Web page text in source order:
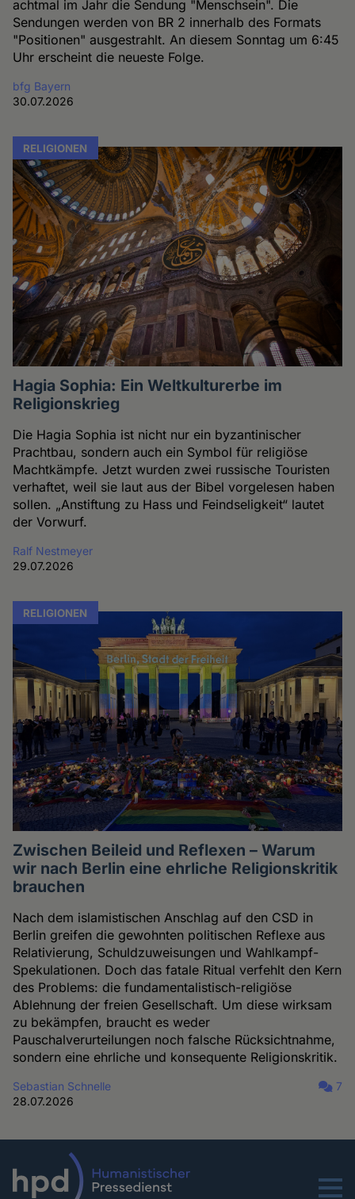
achtmal im Jahr die Sendung "Menschsein". Die
Sendungen werden von BR 2 innerhalb des Formats
"Positionen" ausgestrahlt. An diesem Sonntag um 6:45
Uhr erscheint die neueste Folge.
bfg Bayern
30.07.2026
RELIGIONEN
Hagia Sophia: Ein Weltkulturerbe im
Religionskrieg
Die Hagia Sophia ist nicht nur ein byzantinischer
Prachtbau, sondern auch ein Symbol für religiöse
Machtkämpfe. Jetzt wurden zwei russische Touristen
verhaftet, weil sie laut aus der Bibel vorgelesen haben
sollen. „Anstiftung zu Hass und Feindseligkeit“ lautet
der Vorwurf.
Ralf Nestmeyer
29.07.2026
RELIGIONEN
Zwischen Beileid und Reflexen – Warum
wir nach Berlin eine ehrliche Religionskritik
brauchen
Nach dem islamistischen Anschlag auf den CSD in
Berlin greifen die gewohnten politischen Reflexe aus
Relativierung, Schuldzuweisungen und Wahlkampf-
Spekulationen. Doch das fatale Ritual verfehlt den Kern
des Problems: die fundamentalistisch-religiöse
Ablehnung der freien Gesellschaft. Um diese wirksam
zu bekämpfen, braucht es weder
Pauschalverurteilungen noch falsche Rücksichtnahme,
sondern eine ehrliche und konsequente Religionskritik.
Sebastian Schnelle
28.07.2026
7
Menu